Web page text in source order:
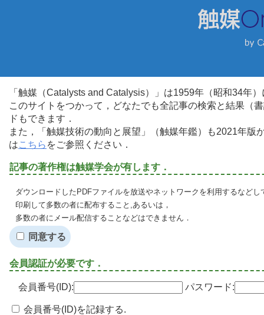
「触媒（Catalysts and Catalysis）」は1959年（昭和34年
このサイトをつかって，どなたでも全記事の検索と結果（
ドもできます．
また，「触媒技術の動向と展望」（触媒年鑑）も2021年
はこちら をご参照ください．
記事の著作権は触媒学会が有します．
ダウンロードしたPDFファイルを放送やネットワークを利用するなど
印刷して多数の者に配布すること,あるいは，
多数の者にメール配信することなどはできません．
同意する
会員認証が必要です．
会員番号(ID): パスワード:
会員番号(ID)を記録する.